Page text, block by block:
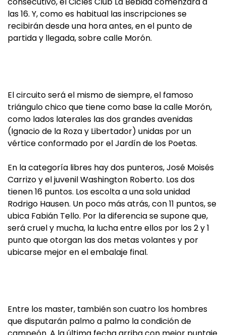
las 16. Y, como es habitual las inscripciones se
recibirán desde una hora antes, en el punto de
partida y llegada, sobre calle Morón.
El circuito será el mismo de siempre, el famoso
triángulo chico que tiene como base la calle Morón,
como lados laterales las dos grandes avenidas
(Ignacio de la Roza y Libertador) unidas por un
vértice conformado por el Jardín de los Poetas.
En la categoría libres hay dos punteros, José Moisés
Carrizo y el juvenil Washington Roberto. Los dos
tienen 16 puntos. Los escolta a una sola unidad
Rodrigo Hausen. Un poco más atrás, con 11 puntos, se
ubica Fabián Tello. Por la diferencia se supone que,
será cruel y mucha, la lucha entre ellos por los 2 y 1
punto que otorgan las dos metas volantes y por
ubicarse mejor en el embalaje final.
Entre los master, también son cuatro los hombres
que disputarán palmo a palmo la condición de